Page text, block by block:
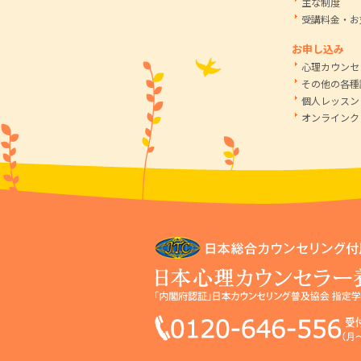
受講料金・
お申し込み
心理カウン
その他の各
個人レッスン
オンライン